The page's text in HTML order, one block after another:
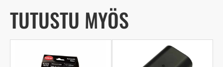
TUTUSTU MYÖS